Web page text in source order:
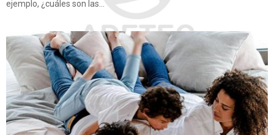
ejemplo, ¿cuáles son las...